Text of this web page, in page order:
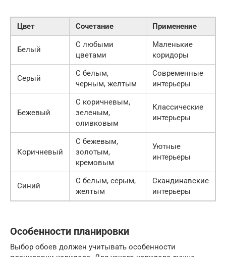
Цвет Сочетание Применение
Белый
С любыми
цветами
Маленькие
коридоры
Серый
С белым,
черным, желтым
Современные
интерьеры
Бежевый
С коричневым,
зеленым,
оливковым
Классические
интерьеры
Коричневый
С бежевым,
золотым,
кремовым
Уютные
интерьеры
Синий
С белым, серым,
желтым
Скандинавские
интерьеры
Особенности планировки
Выбор обоев должен учитывать особенности